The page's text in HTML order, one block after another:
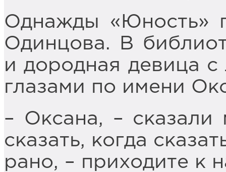
Однажды «Юность»
Одинцова. В
и дородная девица
глазами по имени
– Оксана, –
сказать, когда
рано, – приходите к